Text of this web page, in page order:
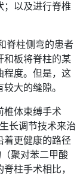
；以及进行脊椎
脊柱侧弯的患者
和板将脊柱的某
程度。但是，这
大的缝隙。
椎体束缚手术
长调节技术来治
着更健康的路径
聚对苯二甲酸
柱手术相比，